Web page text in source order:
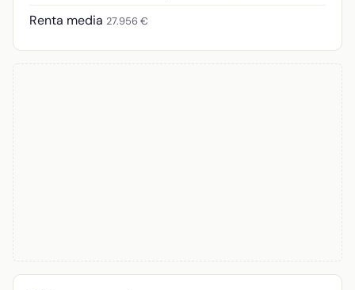
Renta media 27.956 €